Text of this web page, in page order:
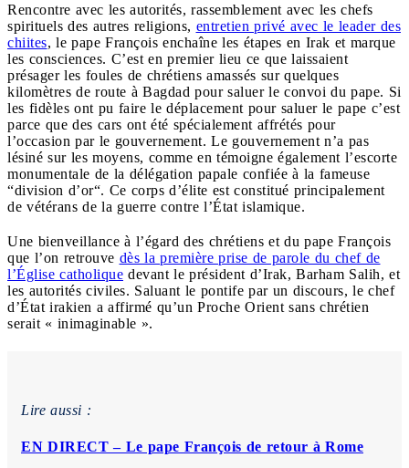
Rencontre avec les autorités, rassemblement avec les chefs
spirituels des autres religions, entretien privé avec le leader des
chiites, le pape François enchaîne les étapes en Irak et marque
les consciences. C’est en premier lieu ce que laissaient
présager les foules de chrétiens amassés sur quelques
kilomètres de route à Bagdad pour saluer le convoi du pape. Si
les fidèles ont pu faire le déplacement pour saluer le pape c’est
parce que des cars ont été spécialement affrétés pour
l’occasion par le gouvernement. Le gouvernement n’a pas
lésiné sur les moyens, comme en témoigne également l’escorte
monumentale de la délégation papale confiée à la fameuse
“division d’or“. Ce corps d’élite est constitué principalement
de vétérans de la guerre contre l’État islamique.
Une bienveillance à l’égard des chrétiens et du pape François
que l’on retrouve dès la première prise de parole du chef de
l’Église catholique devant le président d’Irak, Barham Salih, et
les autorités civiles. Saluant le pontife par un discours, le chef
d’État irakien a affirmé qu’un Proche Orient sans chrétien
serait « inimaginable ».
Lire aussi :
EN DIRECT – Le pape François de retour à Rome